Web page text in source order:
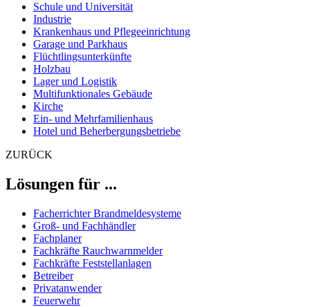
Schule und Universität
Industrie
Krankenhaus und Pflegeeinrichtung
Garage und Parkhaus
Flüchtlingsunterkünfte
Holzbau
Lager und Logistik
Multifunktionales Gebäude
Kirche
Ein- und Mehrfamilienhaus
Hotel und Beherbergungsbetriebe
ZURÜCK
Lösungen für ...
Facherrichter Brandmeldesysteme
Groß- und Fachhändler
Fachplaner
Fachkräfte Rauchwarnmelder
Fachkräfte Feststellanlagen
Betreiber
Privatanwender
Feuerwehr